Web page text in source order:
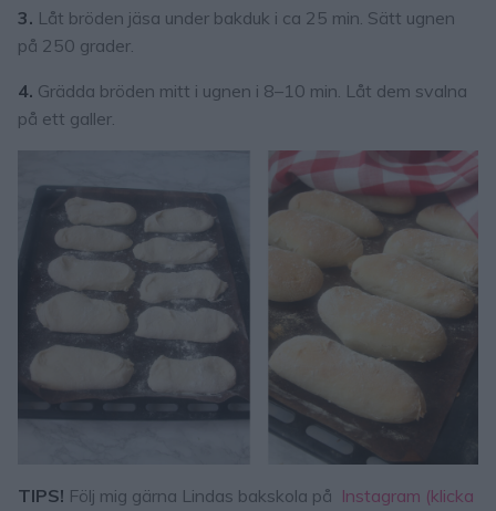
3. Låt bröden jäsa under bakduk i ca 25 min. Sätt ugnen
på 250 grader.
4. Grädda bröden mitt i ugnen i 8–10 min. Låt dem svalna
på ett galler.
TIPS! Följ mig gärna Lindas bakskola på Instagram (klicka